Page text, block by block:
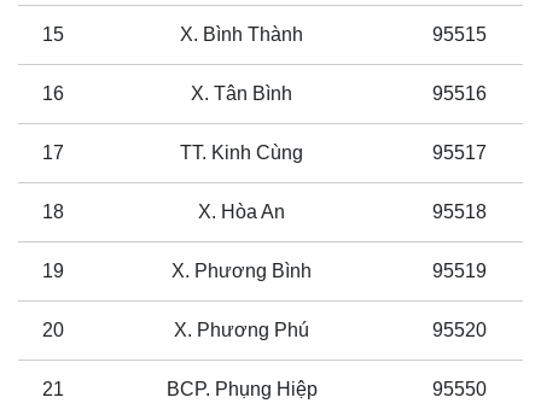
15 X. Bình Thành 95515
16 X. Tân Bình 95516
17 TT. Kinh Cùng 95517
18 X. Hòa An 95518
19 X. Phương Bình 95519
20 X. Phương Phú 95520
21 BCP. Phụng Hiệp 95550